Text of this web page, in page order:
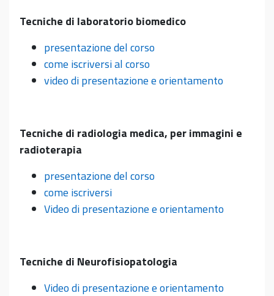
Tecniche di laboratorio biomedico
presentazione del corso
come iscriversi al corso
video di presentazione e orientamento
Tecniche di radiologia medica, per immagini e
radioterapia
presentazione del corso
come iscriversi
Video di presentazione e orientamento
Tecniche di Neurofisiopatologia
Video di presentazione e orientamento